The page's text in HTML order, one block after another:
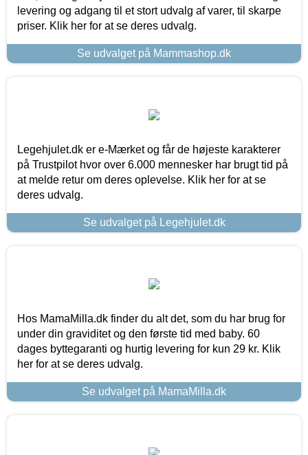
levering og adgang til et stort udvalg af varer, til skarpe
priser. Klik her for at se deres udvalg.
Se udvalget på Mammashop.dk
Legehjulet.dk er e-Mærket og får de højeste karakterer
på Trustpilot hvor over 6.000 mennesker har brugt tid på
at melde retur om deres oplevelse. Klik her for at se
deres udvalg.
Se udvalget på Legehjulet.dk
Hos MamaMilla.dk finder du alt det, som du har brug for
under din graviditet og den første tid med baby. 60
dages byttegaranti og hurtig levering for kun 29 kr. Klik
her for at se deres udvalg.
Se udvalget på MamaMilla.dk